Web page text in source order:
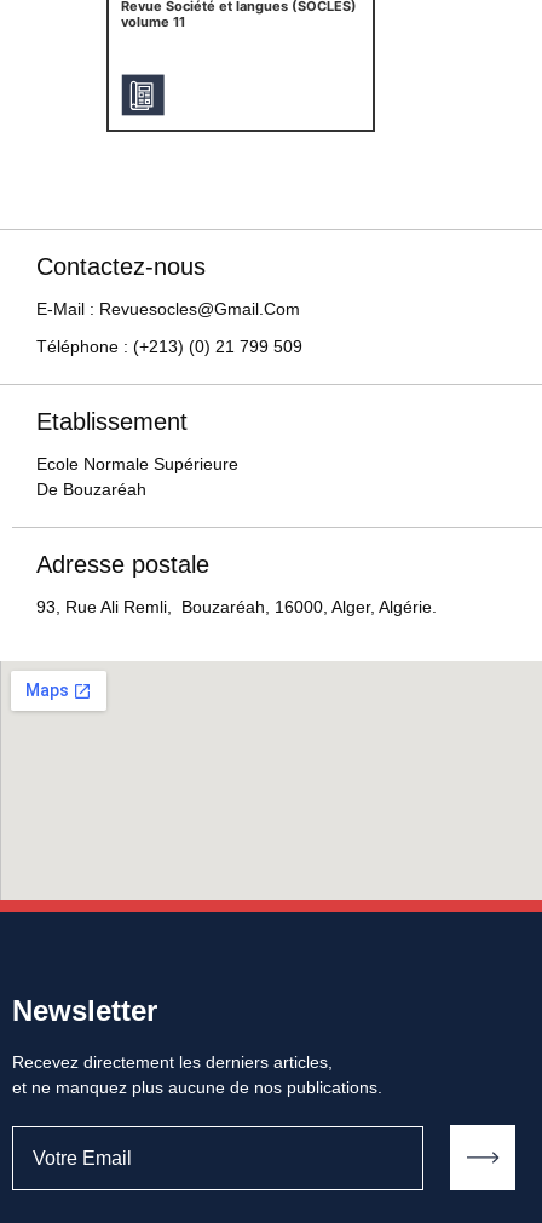
Revue Société et langues (SOCLES)
volume 11
Contactez-nous
E-Mail : Revuesocles@gmail.com
Téléphone : (+213) (0) 21 799 509
Etablissement
Ecole Normale Supérieure
De Bouzaréah
Adresse postale
93, Rue Ali Remli, Bouzaréah, 16000, Alger, Algérie.
Newsletter
Recevez directement les derniers articles,
et ne manquez plus aucune de nos publications.